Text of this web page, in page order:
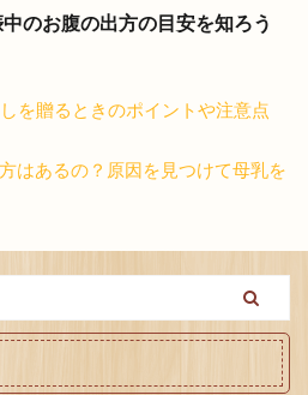
のお腹の出方の目安を知ろう
を贈るときのポイントや注意点
はあるの？原因を見つけて母乳を